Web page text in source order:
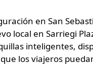
en San
local en Sarriegi
inteligentes,
los viajeros